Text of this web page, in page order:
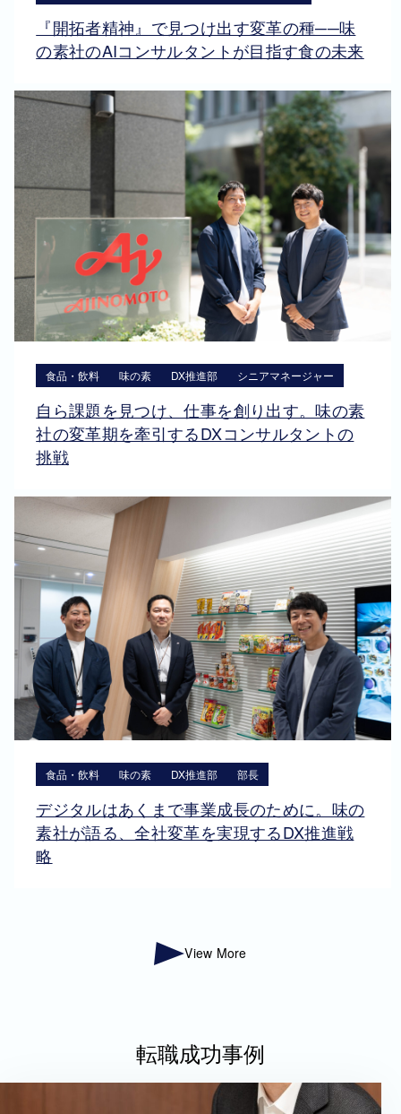
『開拓者精神』で見つけ出す変革の種──味
の素社のAIコンサルタントが目指す食の未来
食品・飲料 味の素 DX推進部 シニアマネージャー
自ら課題を見つけ、仕事を創り出す。味の素
社の変革期を牽引するDXコンサルタントの
挑戦
食品・飲料 味の素 DX推進部 部長
デジタルはあくまで事業成長のために。味の
素社が語る、全社変革を実現するDX推進戦
略
View More
転職成功事例